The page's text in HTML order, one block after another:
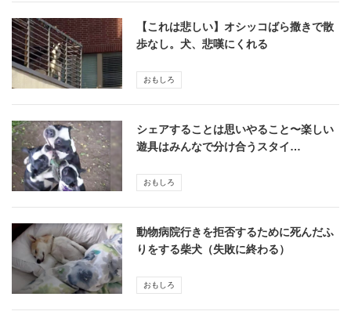
【これは悲しい】オシッコばら撒きで散
歩なし。犬、悲嘆にくれる
おもしろ
シェアすることは思いやること〜楽しい
遊具はみんなで分け合うスタイ…
おもしろ
動物病院行きを拒否するために死んだふ
りをする柴犬（失敗に終わる）
おもしろ